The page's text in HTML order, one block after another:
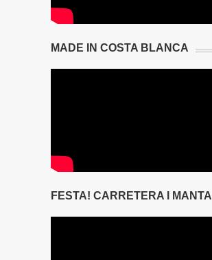
MADE IN COSTA BLANCA
FESTA! CARRETERA I MANTA